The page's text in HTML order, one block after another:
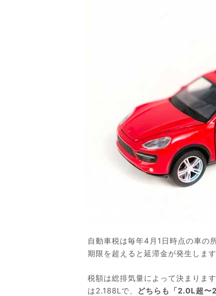
自動車税は毎年4月1日時点の車の
期限を超えると延滞金が発生します
税額は総排気量によって決まりま
は2.188Lで、
どちらも「2.0L超〜